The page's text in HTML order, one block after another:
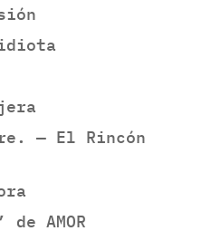
— El Rincón
AMOR